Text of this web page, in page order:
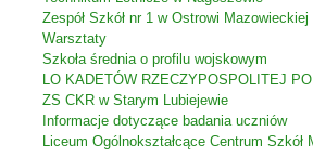
Zespół Szkół nr 1 w Ostrowi Mazowieckiej
Warsztaty
Szkoła średnia o profilu wojskowym
LO KADETÓW RZECZYPOSPOLITEJ
ZS CKR w Starym Lubiejewie
Informacje dotyczące badania uczniów
Liceum Ogólnokształcące Centrum Szkół